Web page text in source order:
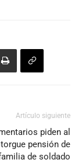
Artículo siguiente
piden al
pensión de
de soldado